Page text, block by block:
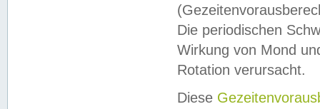
Die periodischen
Wirkung von Mond
Rotation verursacht.
Diese